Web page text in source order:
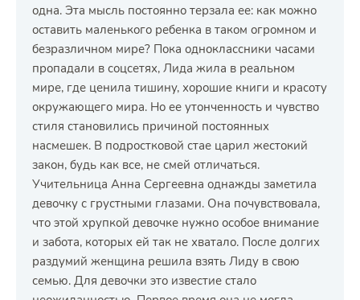
одна. Эта мысль постоянно терзала ее: как можно
оставить маленького ребенка в таком огромном и
безразличном мире? Пока одноклассники часами
пропадали в соцсетях, Лида жила в реальном
мире, где ценила тишину, хорошие книги и красоту
окружающего мира. Но ее утонченность и чувство
стиля становились причиной постоянных
насмешек. В подростковой стае царил жестокий
закон, будь как все, не смей отличаться.
Учительница Анна Сергеевна однажды заметила
девочку с грустными глазами. Она почувствовала,
что этой хрупкой девочке нужно особое внимание
и забота, которых ей так не хватало. После долгих
раздумий женщина решила взять Лиду в свою
семью. Для девочки это известие стало